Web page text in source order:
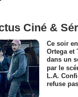
Ciné &
Ce soir
Ortega et
dans un
par le
L.A.
refuse